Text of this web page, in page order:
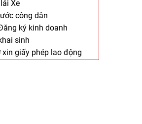
Xe
công dân
ký kinh doanh
sinh
xin giấy phép lao động